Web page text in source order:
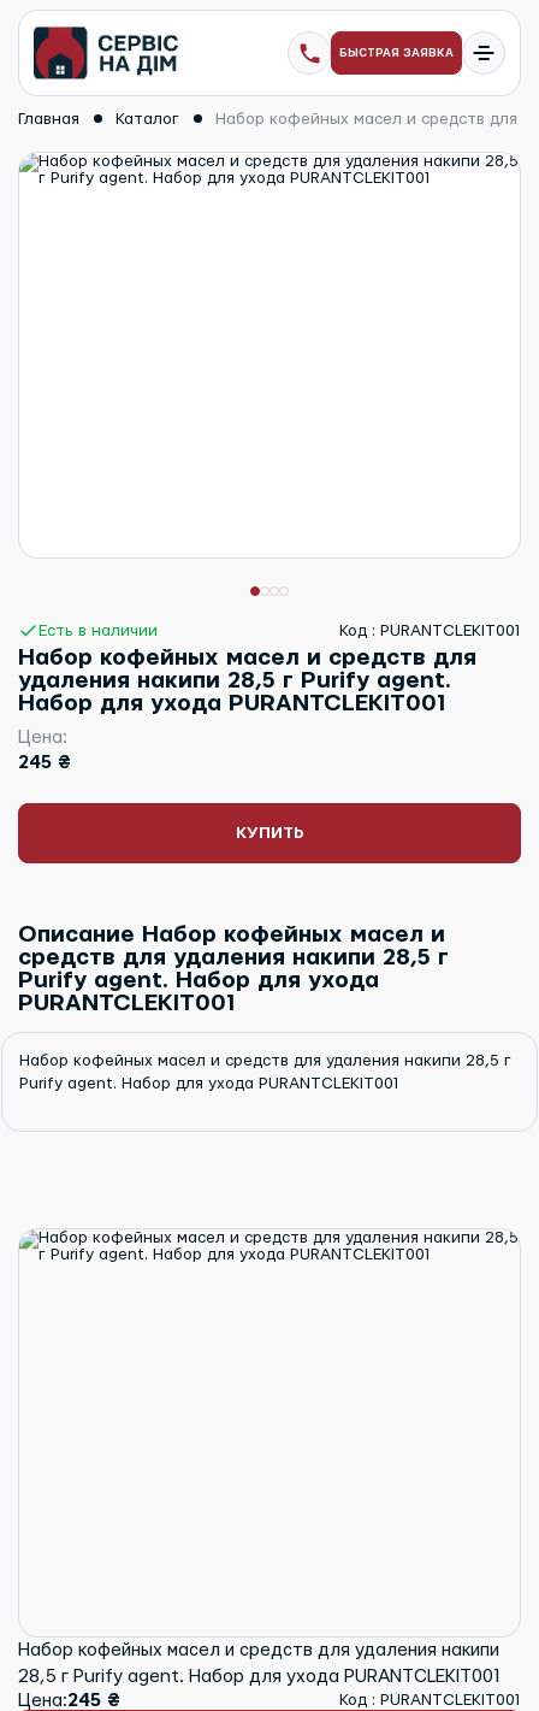
БЫСТРАЯ ЗАЯВКА
Главная Каталог Набор кофейных масел и средств для
Есть в наличии Код : PURANTCLEKIT001
Набор кофейных масел и средств для
удаления накипи 28,5 г Purify agent.
Набор для ухода PURANTCLEKIT001
Цена:
245 ₴
КУПИТЬ
Описание Набор кофейных масел и
средств для удаления накипи 28,5 г
Purify agent. Набор для ухода
PURANTCLEKIT001
Набор кофейных масел и средств для удаления накипи 28,5 г
Purify agent. Набор для ухода PURANTCLEKIT001
Набор кофейных масел и средств для удаления накипи
28,5 г Purify agent. Набор для ухода PURANTCLEKIT001
Цена:245 ₴ Код : PURANTCLEKIT001